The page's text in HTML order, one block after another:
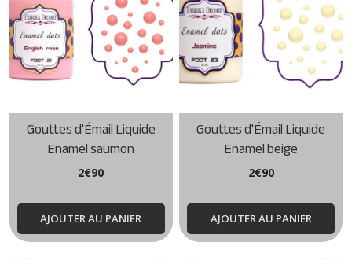
Gouttes d'Émail Liquide
Enamel saumon
2€90
AJOUTER AU PANIER
Gouttes d'Émail Liquide
Enamel beige
2€90
AJOUTER AU PANIER